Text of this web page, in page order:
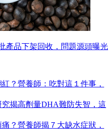
產品下架回收，問題源頭曝光
？營養師：吃對這１件事，
揭高劑量DHA難防失智，這
？營養師揭７大缺水症狀，